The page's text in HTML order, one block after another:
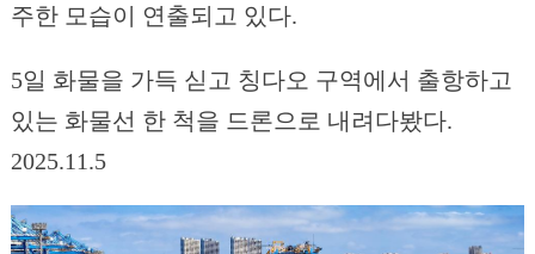
주한 모습이 연출되고 있다.
5일 화물을 가득 싣고 칭다오 구역에서 출항하고
있는 화물선 한 척을 드론으로 내려다봤다.
2025.11.5